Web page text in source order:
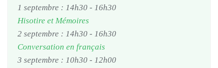
1 septembre : 14h30 - 16h30
Hisotire et Mémoires
2 septembre : 14h30 - 16h30
Conversation en français
3 septembre : 10h30 - 12h00